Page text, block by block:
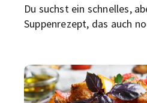
Du suchst ein schnelles,
Suppenrezept, das auch